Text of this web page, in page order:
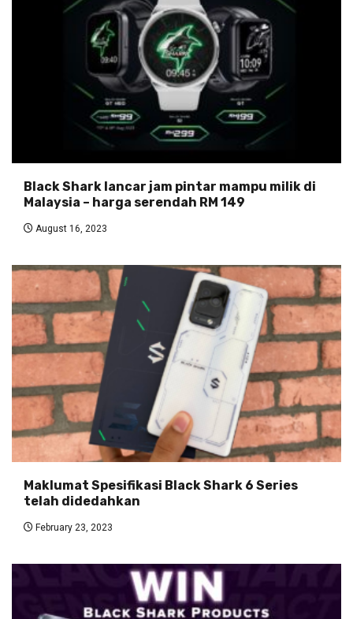
Black Shark lancar jam pintar mampu milik di
Malaysia – harga serendah RM 149
August 16, 2023
Maklumat Spesifikasi Black Shark 6 Series
telah didedahkan
February 23, 2023